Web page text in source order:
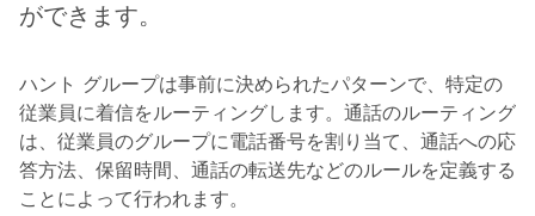
ができます。
ハント グループは事前に決められたパターンで、特定の
従業員に着信をルーティングします。通話のルーティング
は、従業員のグループに電話番号を割り当て、通話への応
答方法、保留時間、通話の転送先などのルールを定義する
ことによって行われます。